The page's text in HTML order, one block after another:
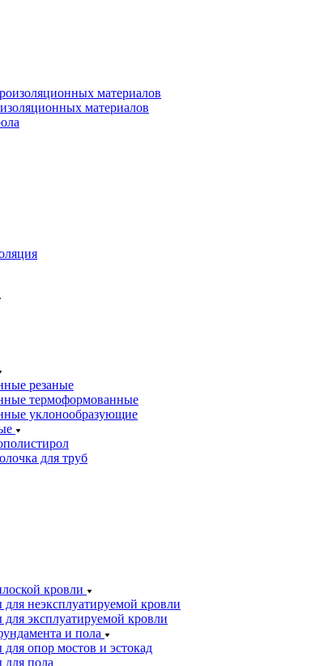
материалов
материалов
резаные
термоформованные
уклонообразующие
для труб
кровли
неэксплуатируемой кровли
эксплуатируемой кровли
и пола
опор мостов и эстокад
для пола